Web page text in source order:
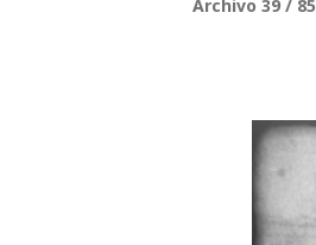
Archivo 39 / 85